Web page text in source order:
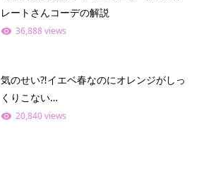
レートさんコーデの解説
36,888 views
気のせい⁈イエベ春なのにオレンジがしっ
くりこない…
20,840 views